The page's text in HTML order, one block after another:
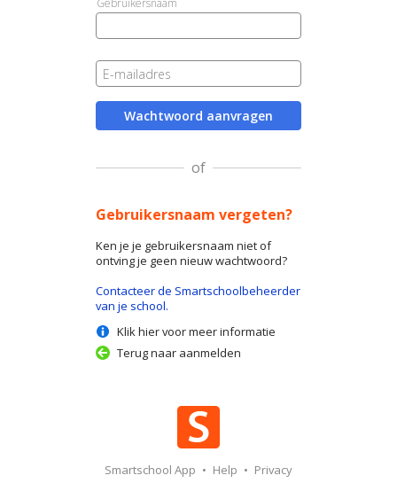
Gebruikersnaam
E-mailadres
Wachtwoord aanvragen
of
Gebruikersnaam vergeten?
Ken je je gebruikersnaam niet of
ontving je geen nieuw wachtwoord?
Contacteer de Smartschoolbeheerder
van je school.
Klik hier voor meer informatie
Terug naar aanmelden
Smartschool App • Help • Privacy